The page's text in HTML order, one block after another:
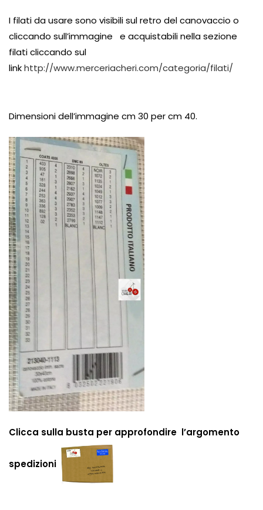
I filati da usare sono visibili sul retro del canovaccio o
cliccando sull’immagine e acquistabili nella sezione
filati cliccando sul
linkhttp://www.merceriacheri.com/categoria/filati/
Dimensioni dell’immagine cm 30 per cm 40.
Clicca sulla busta per approfondire l’argomento
spedizioni